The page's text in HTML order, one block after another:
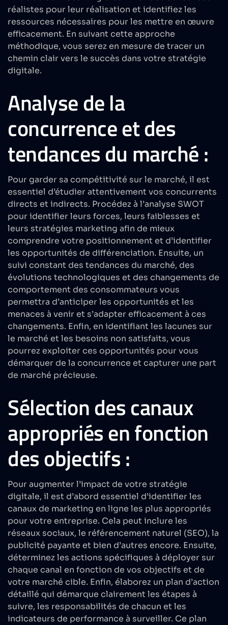
réalistes pour leur réalisation et identifiez les
ressources nécessaires pour les mettre en œuvre
efficacement. En suivant cette approche
méthodique, vous serez en mesure de tracer un
chemin clair vers le succès dans votre stratégie
digitale.
Analyse de la
concurrence et des
tendances du marché :
Pour garder sa compétitivité sur le marché, il est
essentiel d’étudier attentivement vos concurrents
directs et indirects. Procédez à l’analyse SWOT
pour identifier leurs forces, leurs faiblesses et
leurs stratégies marketing afin de mieux
comprendre votre positionnement et d’identifier
les opportunités de différenciation. Ensuite, un
suivi constant des tendances du marché, des
évolutions technologiques et des changements de
comportement des consommateurs vous
permettra d’anticiper les opportunités et les
menaces à venir et s’adapter efficacement à ces
changements. Enfin, en identifiant les lacunes sur
le marché et les besoins non satisfaits, vous
pourrez exploiter ces opportunités pour vous
démarquer de la concurrence et capturer une part
de marché précieuse.
Sélection des canaux
appropriés en fonction
des objectifs :
Pour augmenter l’impact de votre stratégie
digitale, il est d’abord essentiel d’identifier les
canaux de marketing en ligne les plus appropriés
pour votre entreprise. Cela peut inclure les
réseaux sociaux, le référencement naturel (SEO), la
publicité payante et bien d’autres encore. Ensuite,
déterminez les actions spécifiques à déployer sur
chaque canal en fonction de vos objectifs et de
votre marché cible. Enfin, élaborez un plan d’action
détaillé qui démarque clairement les étapes à
suivre, les responsabilités de chacun et les
indicateurs de performance à surveiller. Ce plan